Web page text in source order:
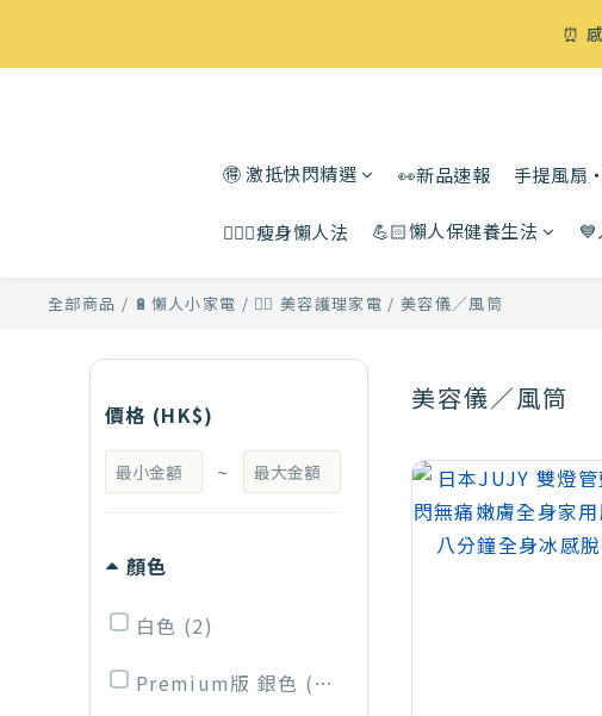
⏰
🉐 激抵快閃精選 👀新品速報 手提風扇
🧘🏻‍♀️瘦身懶人法 💪🏻懶人保健養生法
全部商品 / 🔋懶人小家電 / 🧖‍♀️ 美容護理家電 /美容儀／風筒
價格 (HK$)
~
顏色
白色 (2)
Premium版 銀色 (1)
美容儀／風筒